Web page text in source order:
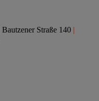
Bautzener Straße 140 |